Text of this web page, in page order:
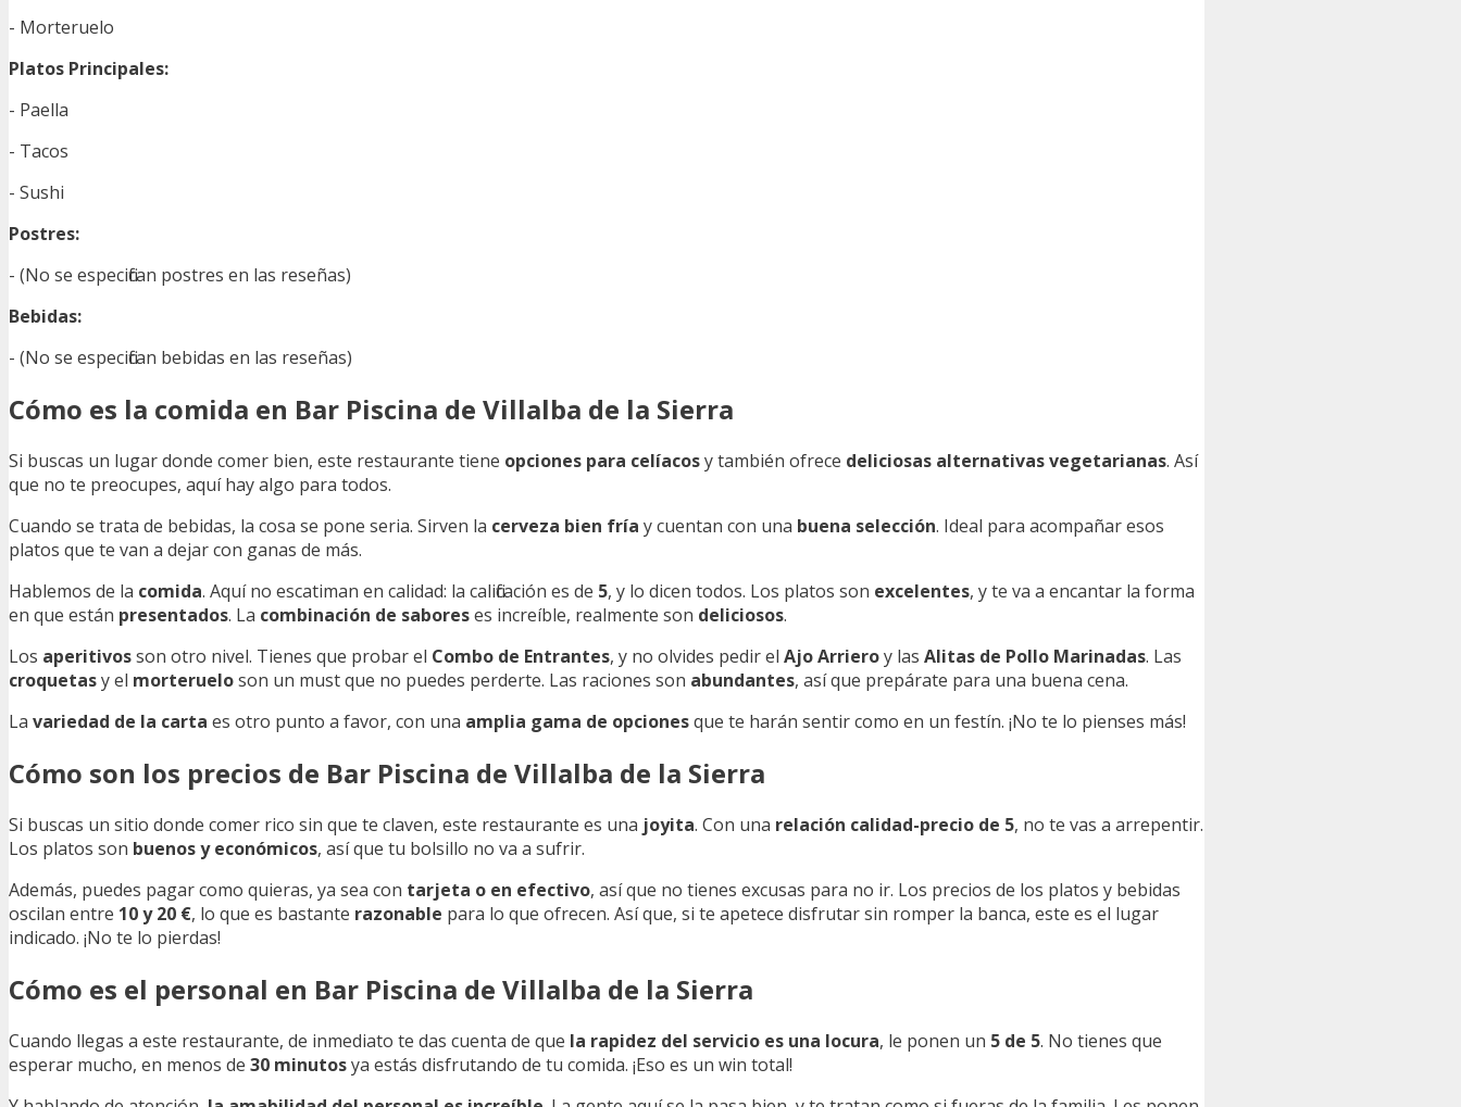
- Morteruelo
Platos Principales:
- Paella
- Tacos
- Sushi
Postres:
- (No se especifican postres en las reseñas)
Bebidas:
- (No se especifican bebidas en las reseñas)
Cómo es la comida en Bar Piscina de Villalba de la Sierra
Si buscas un lugar donde comer bien, este restaurante tiene opciones para celíacosy también ofrece deliciosas alternativas vegetarianas. Así
que no te preocupes, aquí hay algo para todos.
Cuando se trata de bebidas, la cosa se pone seria. Sirven la cerveza bien fría y cuentan con una buena selección. Ideal para acompañar esos
platos que te van a dejar con ganas de más.
Hablemos de la comida. Aquí no escatiman en calidad: la calificación es de 5, y lo dicen todos. Los platos son excelentes, y te va a encantar la forma
en que están presentados. La combinación de saboreses increíble, realmente son deliciosos.
Los aperitivosson otro nivel. Tienes que probar el Combo de Entrantes, y no olvides pedir el Ajo Arrieroy las Alitas de Pollo Marinadas. Las
croquetasy el morterueloson un must que no puedes perderte. Las raciones son abundantes, así que prepárate para una buena cena.
La variedad de la carta es otro punto a favor, con una amplia gama de opcionesque te harán sentir como en un festín. ¡No te lo pienses más!
Cómo son los precios de Bar Piscina de Villalba de la Sierra
Si buscas un sitio donde comer rico sin que te claven, este restaurante es una joyita. Con una relación calidad-precio de 5, no te vas a arrepentir.
Los platos son buenos y económicos, así que tu bolsillo no va a sufrir.
Además, puedes pagar como quieras, ya sea con tarjeta o en efectivo, así que no tienes excusas para no ir. Los precios de los platos y bebidas
oscilan entre 10 y 20 €, lo que es bastante razonable para lo que ofrecen. Así que, si te apetece disfrutar sin romper la banca, este es el lugar
indicado. ¡No te lo pierdas!
Cómo es el personal en Bar Piscina de Villalba de la Sierra
Cuando llegas a este restaurante, de inmediato te das cuenta de que la rapidez del servicio es una locura, le ponen un 5 de 5. No tienes que
esperar mucho, en menos de 30 minutosya estás disfrutando de tu comida. ¡Eso es un win total!